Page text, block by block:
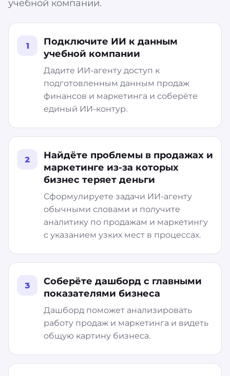
учебной компании.
1
Подключите ИИ к данным
учебной компании
Дадите ИИ-агенту доступ к
подготовленным данным продаж
финансов и маркетинга и соберёте
единый ИИ-контур.
2
Найдёте проблемы в продажах и
маркетинге из-за которых
бизнес теряет деньги
Сформулируете задачи ИИ-агенту
обычными словами и получите
аналитику по продажам и маркетингу
с указанием узких мест в процессах.
3
Соберёте дашборд с главными
показателями бизнеса
Дашборд поможет анализировать
работу продаж и маркетинга и видеть
общую картину бизнеса.